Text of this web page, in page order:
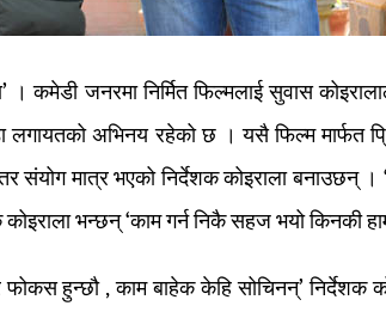
कमेडी जनरमा निर्मित फिल्मलाई सुवास
लगायतको अभिनय रहेको छ । यसै फिल्म मार्फत
मात्र भएको निर्देशक कोइराला बनाउछन् ।
भन्छन् ‘काम गर्न निकै सहज भयो किनकी
हुन्छौ , काम बाहेक केहि सोचिनन्’ निर्देशक